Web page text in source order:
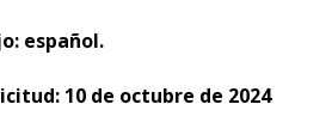
español.
10 de octubre de 2024